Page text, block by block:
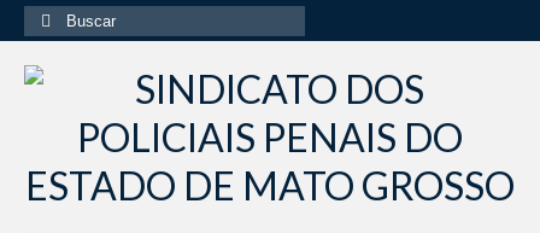
Buscar
por: